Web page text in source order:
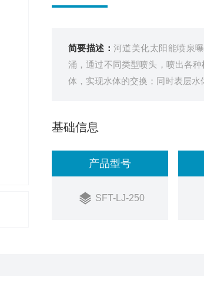
简要描述： 河道美化太阳能喷泉
涌，通过不同类型喷头，喷出各
体，实现水体的交换；同时表层水
基础信息
产品型号
SFT-LJ-250